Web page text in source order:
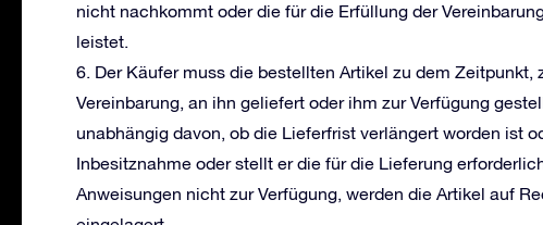
nicht nachkommt oder die für die Erfüllung der
leistet.
6. Der Käufer muss die bestellten Artikel zu dem Zeitpunkt,
Vereinbarung, an ihn geliefert oder ihm zur Verfügung
unabhängig davon, ob die Lieferfrist verlängert worden ist
Inbesitznahme oder stellt er die für die Lieferung
Anweisungen nicht zur Verfügung, werden die Artikel auf